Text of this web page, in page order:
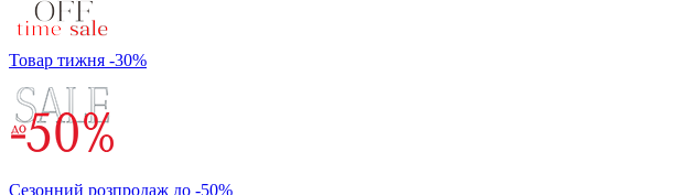
Товар тижня -30%
Сезонний розпродаж до -50%